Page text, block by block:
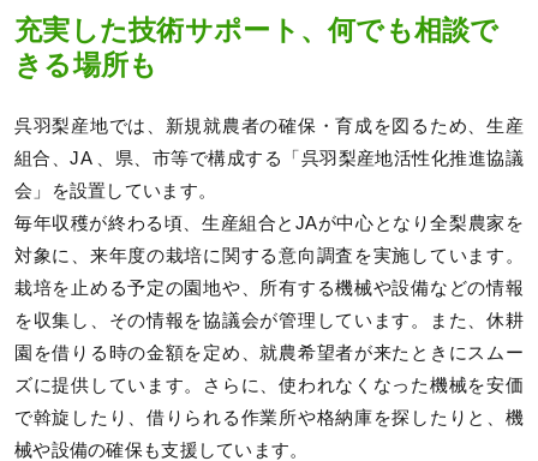
充実した技術サポート、何でも相談で
きる場所も
呉羽梨産地では、新規就農者の確保・育成を図るため、生産
組合、JA 、県、市等で構成する「呉羽梨産地活性化推進協議
会」を設置しています。
毎年収穫が終わる頃、生産組合とJAが中心となり全梨農家を
対象に、来年度の栽培に関する意向調査を実施しています。
栽培を止める予定の園地や、所有する機械や設備などの情報
を収集し、その情報を協議会が管理しています。また、休耕
園を借りる時の金額を定め、就農希望者が来たときにスムー
ズに提供しています。さらに、使われなくなった機械を安価
で斡旋したり、借りられる作業所や格納庫を探したりと、機
械や設備の確保も支援しています。